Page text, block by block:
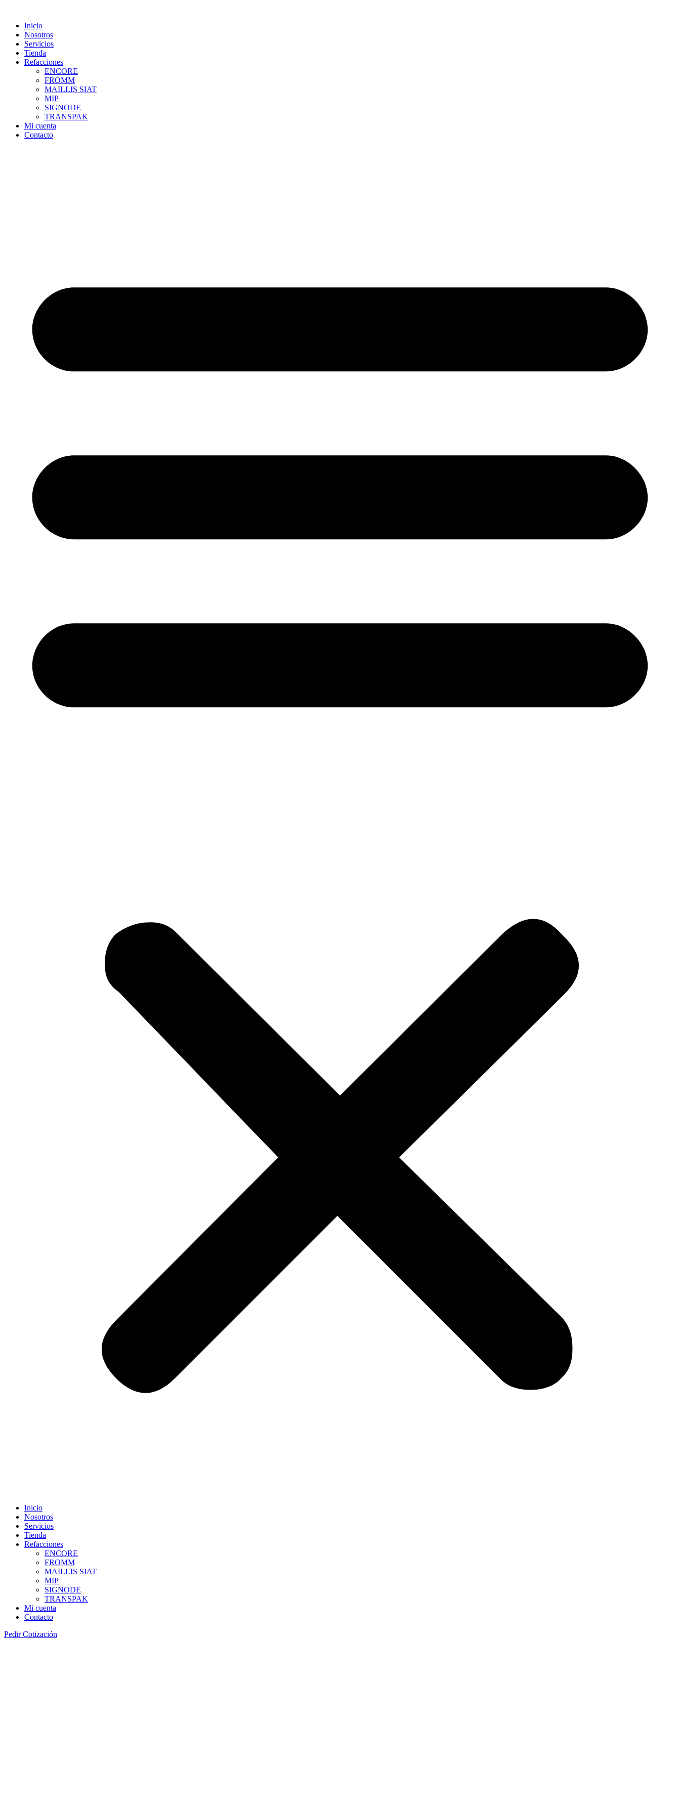
contentInicio
Nosotros
Servicios
Tienda
Refacciones
ENCORE
FROMM
MAILLIS SIAT
MIP
SIGNODE
TRANSPAK
Mi cuenta
Contacto
Inicio
Nosotros
Servicios
Tienda
Refacciones
ENCORE
FROMM
MAILLIS SIAT
MIP
SIGNODE
TRANSPAK
Mi cuenta
Contacto
Pedir Cotización